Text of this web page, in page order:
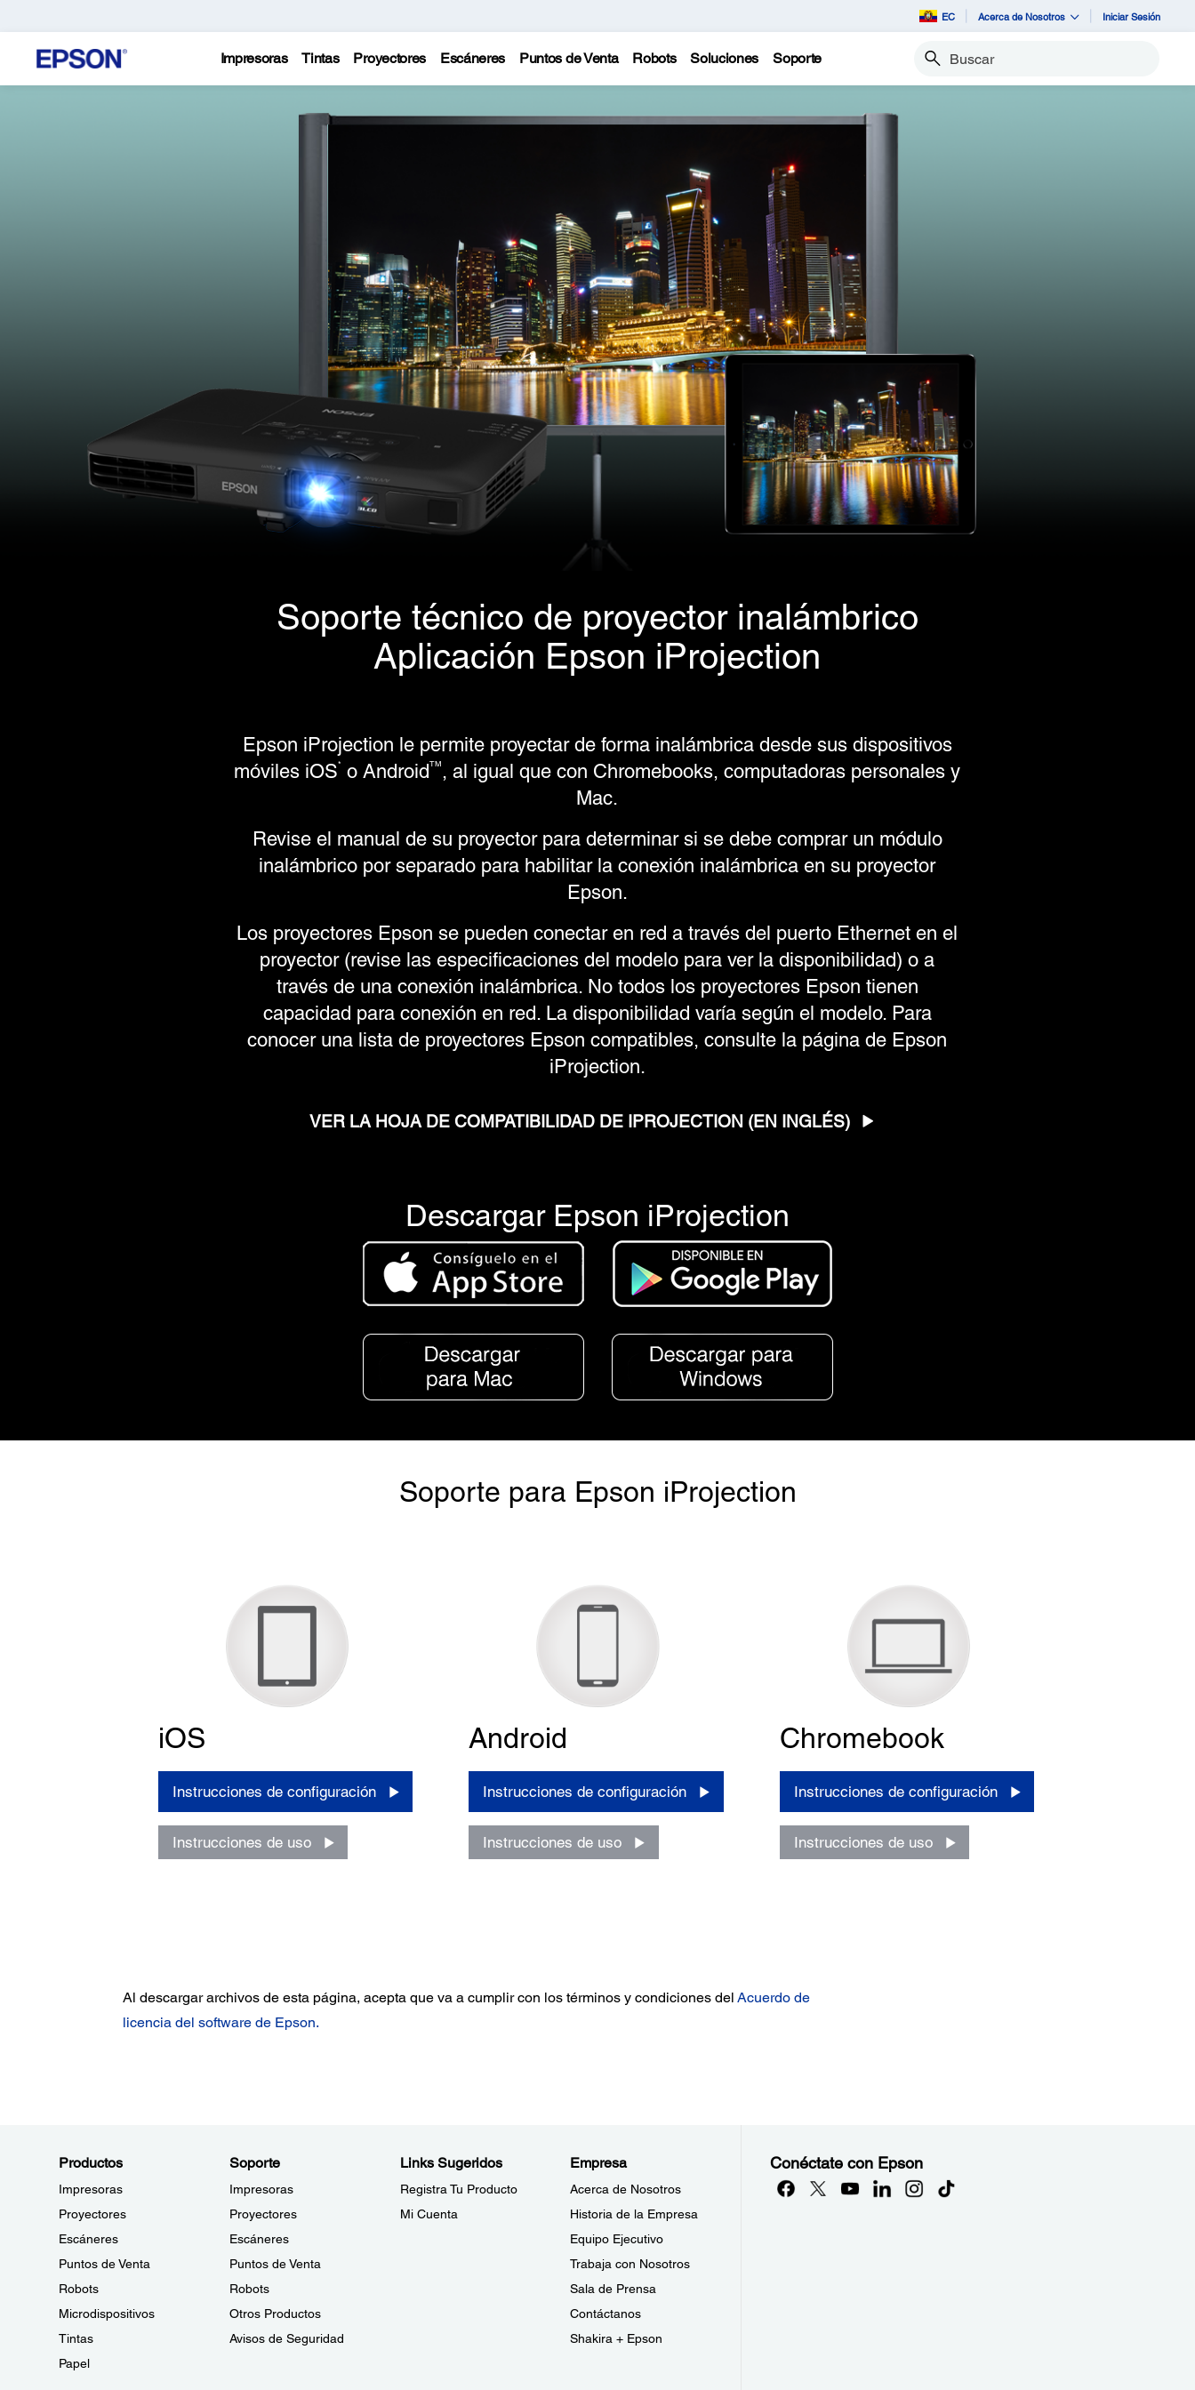
EC Acerca de Nosotros Iniciar Sesión
Impresoras Tintas Proyectores Escáneres Puntos de Venta Robots Soluciones Soporte Buscar
Soporte técnico de proyector inalámbrico
Aplicación Epson iProjection
Epson iProjection le permite proyectar de forma inalámbrica desde sus dispositivos
móviles iOS* o AndroidTM, al igual que con Chromebooks, computadoras personales y
Mac.
Revise el manual de su proyector para determinar si se debe comprar un módulo
inalámbrico por separado para habilitar la conexión inalámbrica en su proyector
Epson.
Los proyectores Epson se pueden conectar en red a través del puerto Ethernet en el
proyector (revise las especificaciones del modelo para ver la disponibilidad) o a
través de una conexión inalámbrica. No todos los proyectores Epson tienen
capacidad para conexión en red. La disponibilidad varía según el modelo. Para
conocer una lista de proyectores Epson compatibles, consulte la página de Epson
iProjection.
VER LA HOJA DE COMPATIBILIDAD DE IPROJECTION (EN INGLÉS)
Descargar Epson iProjection
Soporte para Epson iProjection
iOS
Instrucciones de configuración
Instrucciones de uso
Android
Instrucciones de configuración
Instrucciones de uso
Chromebook
Instrucciones de configuración
Instrucciones de uso
Al descargar archivos de esta página, acepta que va a cumplir con los términos y condiciones del Acuerdo de
licencia del software de Epson.
Productos
Impresoras
Proyectores
Escáneres
Puntos de Venta
Robots
Microdispositivos
Tintas
Papel
Soporte
Impresoras
Proyectores
Escáneres
Puntos de Venta
Robots
Otros Productos
Avisos de Seguridad
Links Sugeridos
Registra Tu Producto
Mi Cuenta
Empresa
Acerca de Nosotros
Historia de la Empresa
Equipo Ejecutivo
Trabaja con Nosotros
Sala de Prensa
Contáctanos
Shakira + Epson
Conéctate con Epson